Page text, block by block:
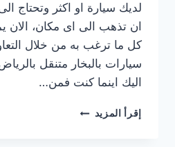
لديك سيارة او اكثر وتحتاج
ان تذهب الى اى مكان،
كل ما ترغب به من خلال
سيارات بالبخار متنقل
اليك اينما كنت فمن…
إقرأ المزيد شركة